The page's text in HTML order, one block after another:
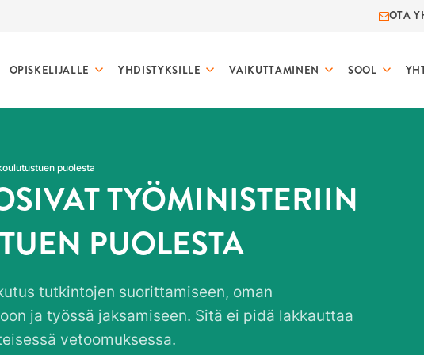
OTA
OPISKELIJALLE YHDISTYKSILLE VAIKUTTAMINEN SOOL
puolesta
TYÖMINISTERIIN
PUOLESTA
tutkintojen suorittamiseen, oman
ja työssä jaksamiseen. Sitä ei pidä lakkauttaa
vetoomuksessa.